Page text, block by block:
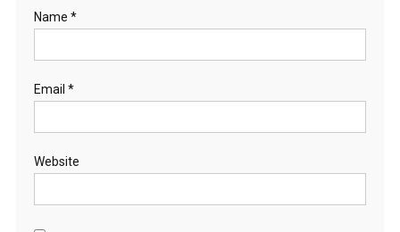
Name *
Email *
Website